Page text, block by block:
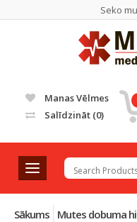
Seko
Manas Vēlmes
Salīdzināt (0)
T
o
g
g
Sākums Mutes dobuma